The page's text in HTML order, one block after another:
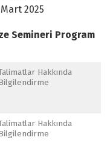
2025
Semineri Program
Hakkında
Hakkında